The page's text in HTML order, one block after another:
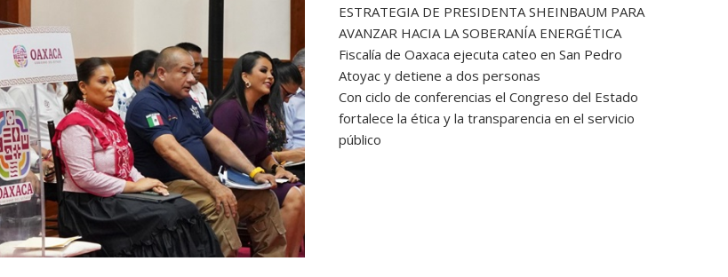
ESTRATEGIA DE PRESIDENTA SHEINBAUM PARA
AVANZAR HACIA LA SOBERANÍA ENERGÉTICA
Fiscalía de Oaxaca ejecuta cateo en San Pedro
Atoyac y detiene a dos personas
Con ciclo de conferencias el Congreso del Estado
fortalece la ética y la transparencia en el servicio
público